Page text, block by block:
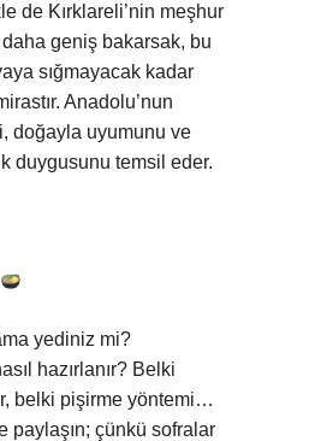
de Kırklareli’nin meşhur
geniş bakarsak, bu
sığmayacak kadar
Anadolu’nun
doğayla uyumunu ve
duygusunu temsil eder.
yediniz mi?
hazırlanır? Belki
belki pişirme yöntemi…
paylaşın; çünkü sofralar